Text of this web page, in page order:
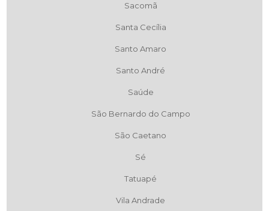
Sacomã
Santa Cecília
Santo Amaro
Santo André
Saúde
São Bernardo do Campo
São Caetano
Sé
Tatuapé
Vila Andrade